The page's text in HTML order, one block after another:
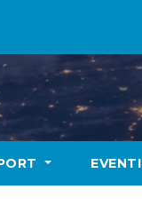
EVENTI